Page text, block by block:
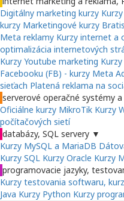
Digitálny marketing kurzy
kurzy Marketingové kurzy
Meta reklamy Kurzy internet a
optimalizácia internetových
Kurzy Youtube marketing
Facebooku (FB) - kurzy Meta
sieťach Platená reklama na
serverové operačné systémy
Oficiálne kurzy MikroTik Kurzy
počítačových sietí
databázy, SQL servery ▼
Kurzy MySQL a MariaDB
Kurzy SQL Kurzy Oracle Kurzy
programovacie jazyky,
Kurzy testovania softwaru,
Java Kurzy Python Kurzy